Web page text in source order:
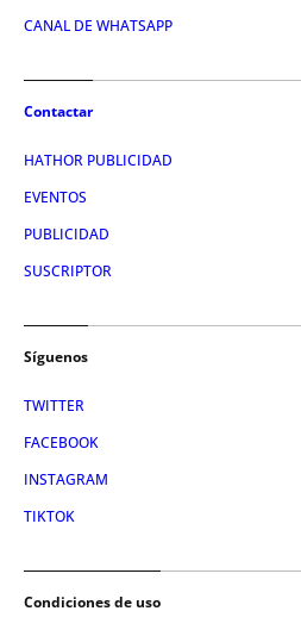
CANAL DE WHATSAPP
Contactar
HATHOR PUBLICIDAD
EVENTOS
PUBLICIDAD
SUSCRIPTOR
Síguenos
TWITTER
FACEBOOK
INSTAGRAM
TIKTOK
Condiciones de uso